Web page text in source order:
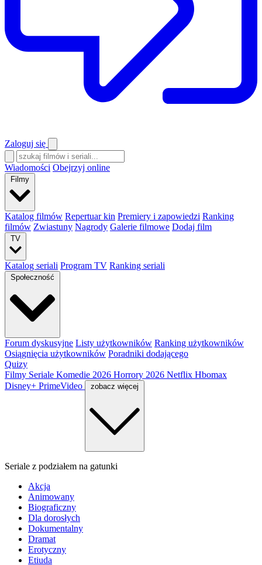
Zaloguj się
Wiadomości Obejrzyj online
Filmy
Katalog filmów Repertuar kin Premiery i zapowiedzi Ranking
filmów Zwiastuny Nagrody Galerie filmowe Dodaj film
TV
Katalog seriali Program TV Ranking seriali
Społeczność
Forum dyskusyjne Listy użytkowników Ranking użytkowników
Osiągnięcia użytkowników Poradniki dodającego
Quizy
Filmy Seriale Komedie 2026 Horrory 2026 Netflix Hbomax
Disney+ PrimeVideo zobacz więcej
Seriale z podziałem na gatunki
Akcja
Animowany
Biograficzny
Dla dorosłych
Dokumentalny
Dramat
Erotyczny
Etiuda